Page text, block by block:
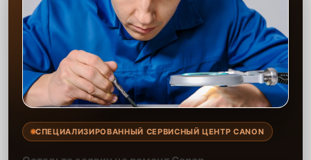
СПЕЦИАЛИЗИРОВАННЫЙ СЕРВИСНЫЙ ЦЕНТР CANON